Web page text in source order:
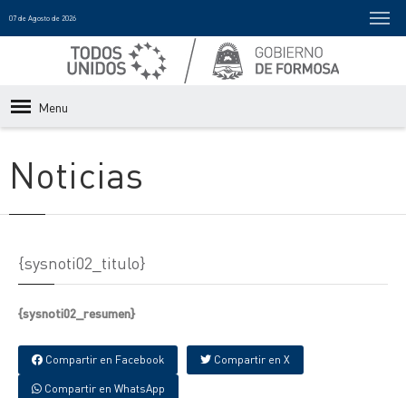
07 de Agosto de 2026
Menu
Noticias
{sysnoti02_titulo}
{sysnoti02_resumen}
Compartir en Facebook Compartir en X
Compartir en WhatsApp